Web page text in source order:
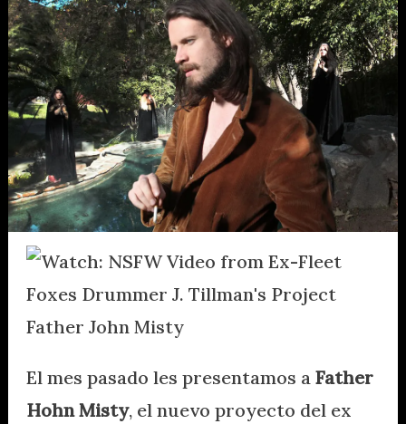
video
de
Father
John
Misty
El mes pasado les presentamos a Father
Hohn Misty, el nuevo proyecto del ex